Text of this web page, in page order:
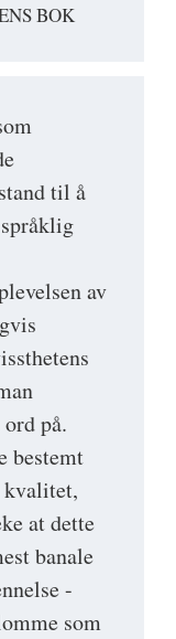
BOK
til å
av
på.
bestemt
at dette
banale
-
som